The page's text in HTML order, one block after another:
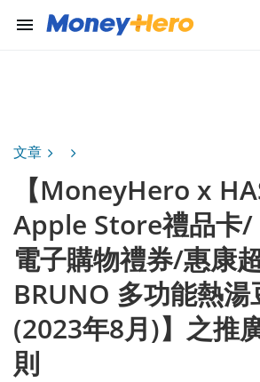
menu
文章
【MoneyHero x
Apple Store禮品卡/
電子購物禮券/惠康
BRUNO 多功能熱湯
(2023年8月)】之推
則